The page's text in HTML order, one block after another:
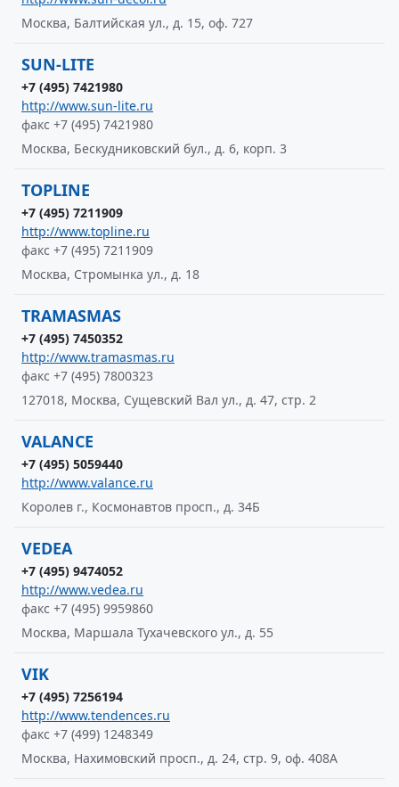
Москва, Балтийская ул., д. 15, оф. 727
SUN-LITE
+7 (495) 7421980
http://www.sun-lite.ru
факс +7 (495) 7421980
Москва, Бескудниковский бул., д. 6, корп. 3
TOPLINE
+7 (495) 7211909
http://www.topline.ru
факс +7 (495) 7211909
Москва, Стромынка ул., д. 18
TRAMASMAS
+7 (495) 7450352
http://www.tramasmas.ru
факс +7 (495) 7800323
127018, Москва, Сущевский Вал ул., д. 47, стр. 2
VALANCE
+7 (495) 5059440
http://www.valance.ru
Королев г., Космонавтов просп., д. 34Б
VEDEA
+7 (495) 9474052
http://www.vedea.ru
факс +7 (495) 9959860
Москва, Маршала Тухачевского ул., д. 55
VIK
+7 (495) 7256194
http://www.tendences.ru
факс +7 (499) 1248349
Москва, Нахимовский просп., д. 24, стр. 9, оф. 408А